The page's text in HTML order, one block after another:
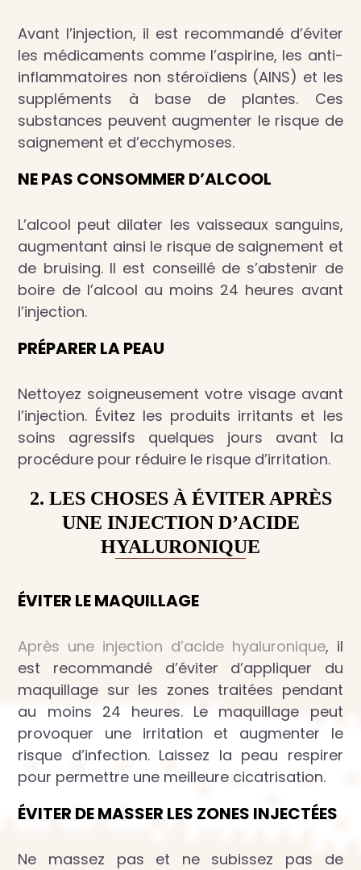
Avant l’injection, il est recommandé d’éviter
les médicaments comme l’aspirine, les anti-
inflammatoires non stéroïdiens (AINS) et les
suppléments à base de plantes. Ces
substances peuvent augmenter le risque de
saignement et d’ecchymoses.
NE PAS CONSOMMER D’ALCOOL
L’alcool peut dilater les vaisseaux sanguins,
augmentant ainsi le risque de saignement et
de bruising. Il est conseillé de s’abstenir de
boire de l’alcool au moins 24 heures avant
l’injection.
PRÉPARER LA PEAU
Nettoyez soigneusement votre visage avant
l’injection. Évitez les produits irritants et les
soins agressifs quelques jours avant la
procédure pour réduire le risque d’irritation.
2. LES CHOSES À ÉVITER APRÈS
UNE INJECTION D’ACIDE
HYALURONIQUE
ÉVITER LE MAQUILLAGE
Après une injection d’acide hyaluronique, il
est recommandé d’éviter d’appliquer du
maquillage sur les zones traitées pendant
au moins 24 heures. Le maquillage peut
provoquer une irritation et augmenter le
risque d’infection. Laissez la peau respirer
pour permettre une meilleure cicatrisation.
ÉVITER DE MASSER LES ZONES INJECTÉES
Ne massez pas et ne subissez pas de